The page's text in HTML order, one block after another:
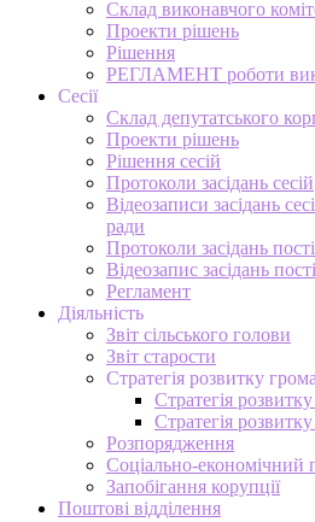
Склад виконавчого
Проекти рішень
Рішення
РЕГЛАМЕНТ роботи
Сесії
Склад депутатського
Проекти рішень
Рішення сесій
Протоколи засідань сесій
Відеозаписи засідань
ради
Протоколи засідань
Відеозапис засідань
Регламент
Діяльність
Звіт сільського голови
Звіт старости
Стратегія розвитку
Стратегія
Стратегія
Розпорядження
Соціально-економічний
Запобігання корупції
Поштові відділення